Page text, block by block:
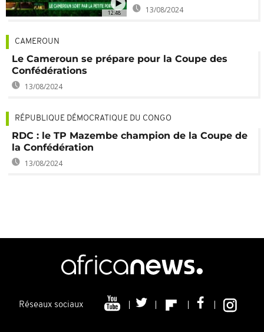
12:48 13/08/2024
CAMEROUN
Le Cameroun se prépare pour la Coupe des
Confédérations
13/08/2024
RÉPUBLIQUE DÉMOCRATIQUE DU CONGO
RDC : le TP Mazembe champion de la Coupe de
la Confédération
13/08/2024
Réseaux sociaux